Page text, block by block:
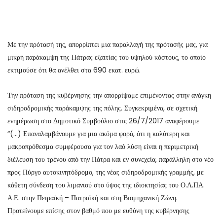
Με την πρότασή της, απορρίπτει μια παραλλαγή της πρότασής μας, για
μικρή παράκαμψη της Πάτρας εξαιτίας του υψηλού κόστους, το οποίο
εκτιμούσε ότι θα ανέλθει στα 690 εκατ. ευρώ.
Την πρόταση της κυβέρνησης την απορρίψαμε επιμένοντας στην ανάγκη
σιδηροδρομικής παράκαμψης της πόλης. Συγκεκριμένα, σε σχετική
ενημέρωση στο Δημοτικό Συμβούλιο στις 26/7/2017 αναφέρουμε
“(…) Επαναλαμβάνουμε για μια ακόμα φορά, ότι η καλύτερη και
μακροπρόθεσμα συμφέρουσα για τον λαό λύση είναι η περιμετρική
διέλευση του τρένου από την Πάτρα και εν συνεχεία, παράλληλη στο νέο
προς Πύργο αυτοκινητόδρομο, της νέας σιδηροδρομικής γραμμής, με
κάθετη σύνδεση του λιμανιού στο ύψος της ιδιοκτησίας του Ο.Λ.ΠΑ.
Α.Ε. στην Πειραϊκή – Πατραϊκή και στη Βιομηχανική Ζώνη.
Προτείνουμε επίσης στον βαθμό που με ευθύνη της κυβέρνησης